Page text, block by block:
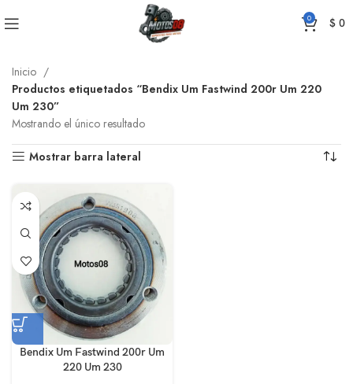
0 $0
Inicio
Productos etiquetados “Bendix Um Fastwind 200r Um 220
Um 230”
Mostrando el único resultado
Mostrar barra lateral
Bendix Um Fastwind 200r Um
220 Um 230